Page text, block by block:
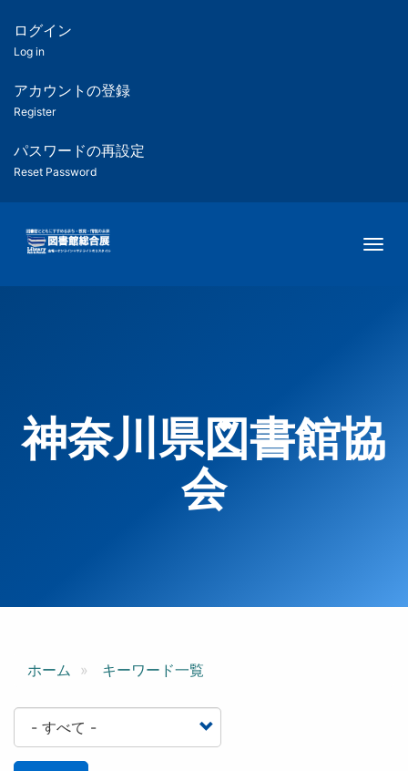
ツ
匿
名
ユ
ー
ー
用
メ
ー
ログイン
Log in
アカウントの登録
Register
パスワードの再設定
Reset Password
神奈川県図書館協
会
ホーム キーワード一覧